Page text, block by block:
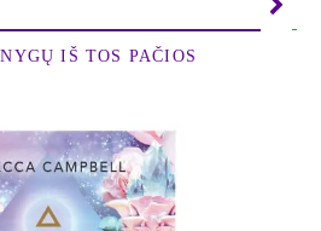
aiškiagirdystę,
ir aiškiažinystę. Ji yra
gydymo konsultacijų ir
padėti žmonėms rasti,
savo tikrąjį AŠ. Kiekvieno
yra nematomos energinės
IŠ TOS PAČIOS